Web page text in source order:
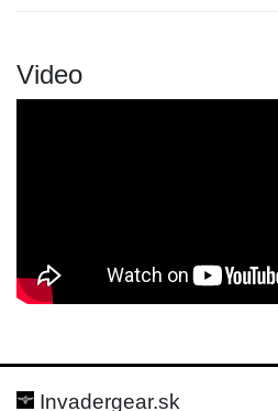
Video
Hodnotenie:
Meno:
Invadergear.sk